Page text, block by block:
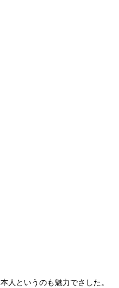
人というのも魅力でさした。